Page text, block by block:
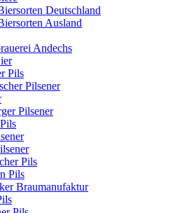
Deutschland
Ausland
Andechs
Pils
Pilsener
Pilsener
Pils
Pils
Braumanufaktur